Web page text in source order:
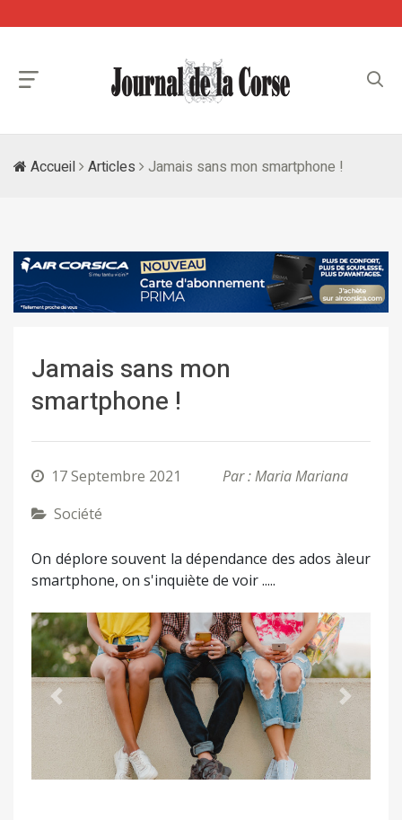
Accueil Articles Jamais sans mon smartphone !
Jamais sans mon
smartphone !
17 Septembre 2021
Par : Maria Mariana
Société
On déplore souvent la dépendance des ados àleur
smartphone, on s'inquiète de voir .....
Précédent Suivant